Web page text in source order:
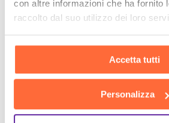
con altre informazioni che ha fornito
raccolto dal suo utilizzo dei loro
Accetta tutti
Personalizza